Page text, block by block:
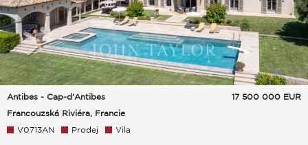
Antibes - Cap-d'Antibes
Francouzská Riviéra, Francie
17 500 000 EUR
V0713AN Prodej Vila